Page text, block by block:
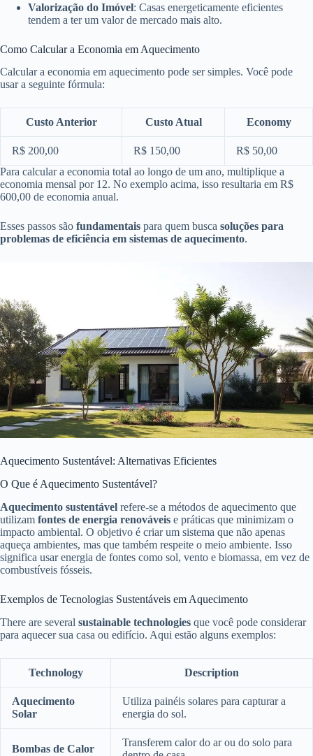
Valorização do Imóvel: Casas energeticamente eficientes
tendem a ter um valor de mercado mais alto.
Como Calcular a Economia em Aquecimento
Calcular a economia em aquecimento pode ser simples. Você pode
usar a seguinte fórmula:
Custo Anterior Custo Atual Economy
R$ 200,00 R$ 150,00
R$ 50,00
Para calcular a economia total ao longo de um ano, multiplique a
economia mensal por 12. No exemplo acima, isso resultaria em R$
600,00 de economia anual.
Esses passos são fundamentais para quem busca soluções para
problemas de eficiência em sistemas de aquecimento.
Aquecimento Sustentável: Alternativas Eficientes
O Que é Aquecimento Sustentável?
Aquecimento sustentável refere-se a métodos de aquecimento que
utilizam fontes de energia renováveis e práticas que minimizam o
impacto ambiental. O objetivo é criar um sistema que não apenas
aqueça ambientes, mas que também respeite o meio ambiente. Isso
significa usar energia de fontes como sol, vento e biomassa, em vez de
combustíveis fósseis.
Exemplos de Tecnologias Sustentáveis em Aquecimento
There are several sustainable technologies que você pode considerar
para aquecer sua casa ou edifício. Aqui estão alguns exemplos:
Technology Description
Aquecimento
Solar
Utiliza painéis solares para capturar a
energia do sol.
Bombas de Calor
Transferem calor do ar ou do solo para